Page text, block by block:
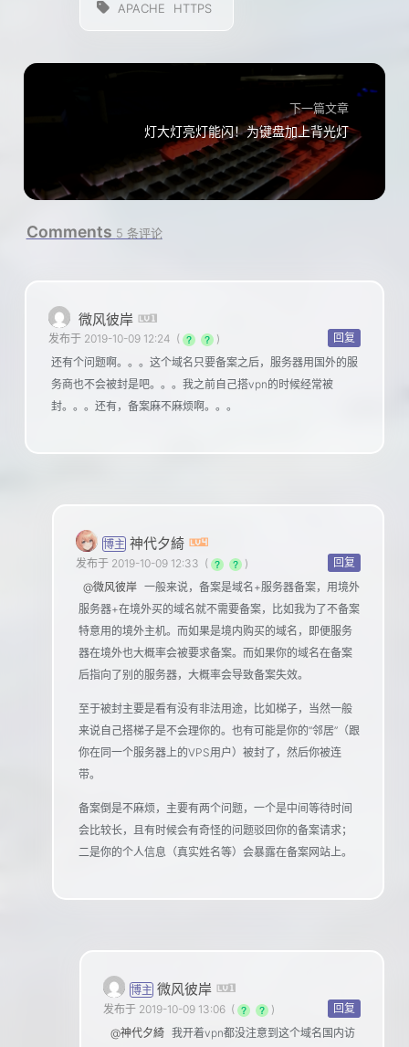
APACHE HTTPS
下一篇文章
灯大灯亮灯能闪！为键盘加上背光灯
Comments 5 条评论
微风彼岸
回复
发布于 2019-10-09 12:24 (
)
还有个问题啊。。。这个域名只要备案之后，服务器用国外的服
务商也不会被封是吧。。。我之前自己搭vpn的时候经常被
封。。。还有，备案麻不麻烦啊。。。
博主 神代夕綺
回复
发布于 2019-10-09 12:33 (
)
@微风彼岸 一般来说，备案是域名+服务器备案，用境外
服务器+在境外买的域名就不需要备案，比如我为了不备案
特意用的境外主机。而如果是境内购买的域名，即便服务
器在境外也大概率会被要求备案。而如果你的域名在备案
后指向了别的服务器，大概率会导致备案失效。
至于被封主要是看有没有非法用途，比如梯子，当然一般
来说自己搭梯子是不会理你的。也有可能是你的“邻居”（跟
你在同一个服务器上的VPS用户）被封了，然后你被连
带。
备案倒是不麻烦，主要有两个问题，一个是中间等待时间
会比较长，且有时候会有奇怪的问题驳回你的备案请求；
二是你的个人信息（真实姓名等）会暴露在备案网站上。
博主 微风彼岸
回复
发布于 2019-10-09 13:06 (
)
@神代夕綺 我开着vpn都没注意到这个域名国内访